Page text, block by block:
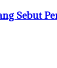
Sebut